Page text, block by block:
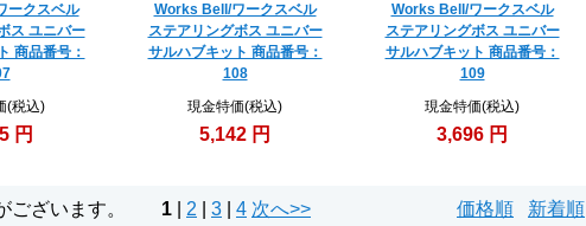
ークスベル
ス ユニバー
商品番号：
(税込)
円
Works Bell/ワークスベル
ステアリングボス ユニバー
サルハブキット 商品番号：
108
現金特価(税込)
5,142 円
Works Bell/ワークスベル
ステアリングボス ユニバー
サルハブキット 商品番号：
109
現金特価(税込)
3,696 円
ございます。 1 2 3 4 次へ>> 価格順 新着順